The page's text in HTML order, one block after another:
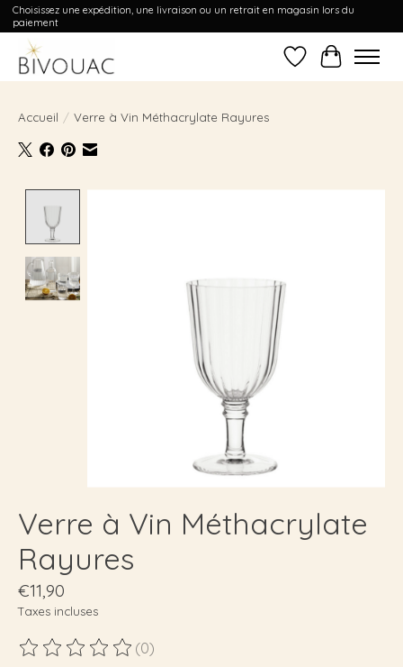
Choisissez une expédition, une livraison ou un retrait en magasin lors du
paiement
Liste dePanier
Accueil / Verre à Vin Méthacrylate Rayures
Verre à Vin Méthacrylate
Rayures
€11,90
Taxes incluses
Ce produit est évalué à
(0)